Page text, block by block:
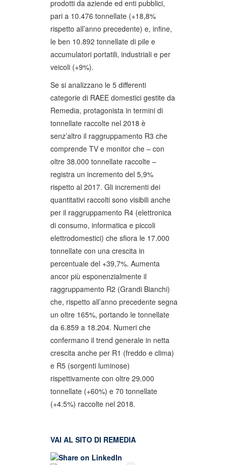
prodotti da aziende ed enti pubblici,
pari a 10.476 tonnellate (+18,8%
rispetto all’anno precedente) e, infine,
le ben 10.892 tonnellate di pile e
accumulatori portatili, industriali e per
veicoli (+9%).
Se si analizzano le 5 differenti
categorie di RAEE domestici gestite da
Remedia, protagonista in termini di
tonnellate raccolte nel 2018 è
senz’altro il raggruppamento R3 che
comprende TV e monitor che – con
oltre 38.000 tonnellate raccolte –
registra un incremento del 5,9%
rispetto al 2017. Gli incrementi dei
quantitativi raccolti sono visibili anche
per il raggruppamento R4 (elettronica
di consumo, informatica e piccoli
elettrodomestici) che sfiora le 17.000
tonnellate con una crescita in
percentuale del +39,7%. Aumenta
ancor più esponenzialmente il
raggruppamento R2 (Grandi Bianchi)
che, rispetto all’anno precedente segna
un oltre 165%, portando le tonnellate
da 6.859 a 18.204. Numeri che
confermano il trend generale in netta
crescita anche per R1 (freddo e clima)
e R5 (sorgenti luminose)
rispettivamente con oltre 29.000
tonnellate (+60%) e 70 tonnellate
(+4.5%) raccolte nel 2018.
VAI AL SITO DI REMEDIA